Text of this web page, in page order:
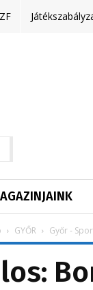
GYŐR Győr -